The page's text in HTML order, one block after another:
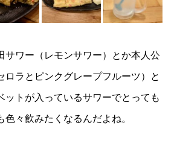
サワー（レモンサワー）とか本人公
ロラとピンクグレープフルーツ）と
ットが入っているサワーでとっても
色々飲みたくなるんだよね。